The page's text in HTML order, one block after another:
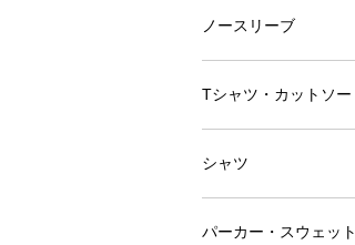
ノースリーブ
Tシャツ・カットソー
シャツ
パーカー・スウェット